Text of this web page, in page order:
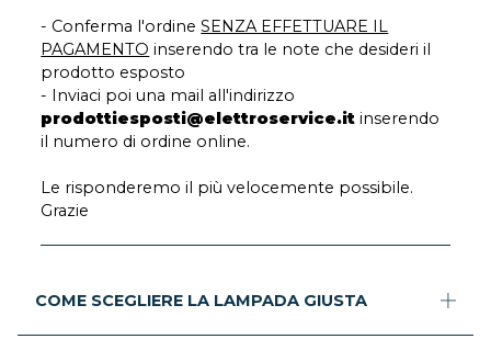
- Conferma l'ordineSENZA EFFETTUARE IL
PAGAMENTO inserendo tra le note che desideri il
prodotto esposto
- Inviaci poi una mail all'indirizzo
prodottiesposti@elettroservice.it inserendo
il numero di ordine online.
Le risponderemo il più velocemente possibile.
Grazie
COME SCEGLIERE LA LAMPADA GIUSTA